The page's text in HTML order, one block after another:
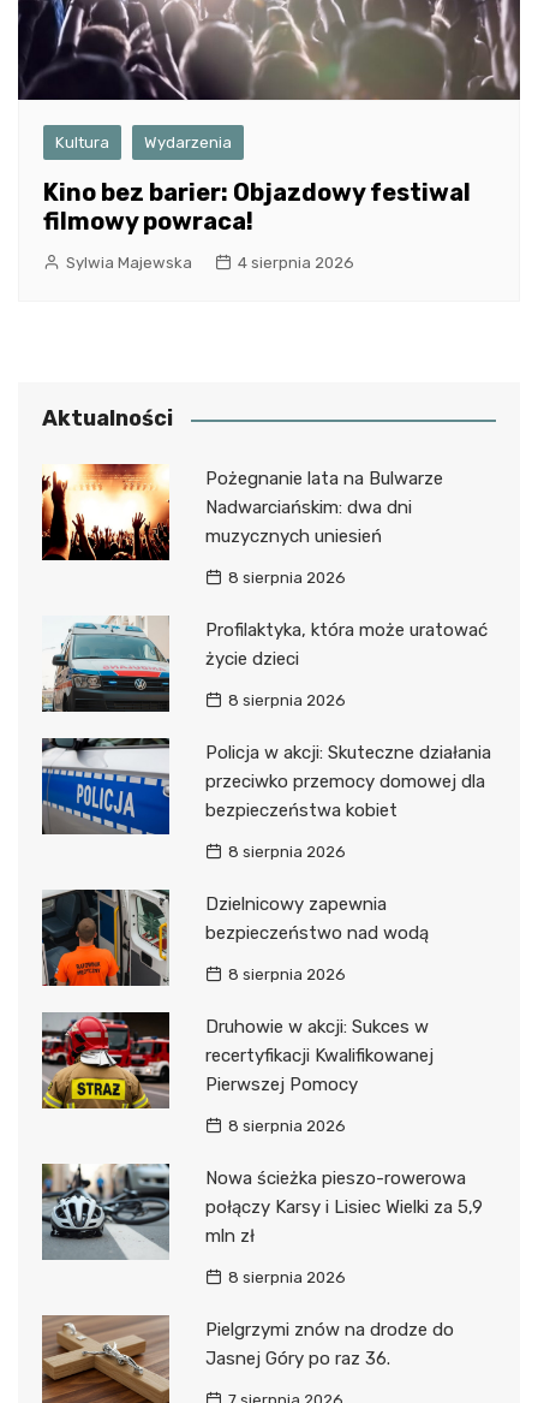
Kultura Wydarzenia
Kino bez barier: Objazdowy festiwal
filmowy powraca!
Sylwia Majewska 4 sierpnia 2026
Aktualności
Pożegnanie lata na Bulwarze
Nadwarciańskim: dwa dni
muzycznych uniesień
8 sierpnia 2026
Profilaktyka, która może uratować
życie dzieci
8 sierpnia 2026
Policja w akcji: Skuteczne działania
przeciwko przemocy domowej dla
bezpieczeństwa kobiet
8 sierpnia 2026
Dzielnicowy zapewnia
bezpieczeństwo nad wodą
8 sierpnia 2026
Druhowie w akcji: Sukces w
recertyfikacji Kwalifikowanej
Pierwszej Pomocy
8 sierpnia 2026
Nowa ścieżka pieszo-rowerowa
połączy Karsy i Lisiec Wielki za 5,9
mln zł
8 sierpnia 2026
Pielgrzymi znów na drodze do
Jasnej Góry po raz 36.